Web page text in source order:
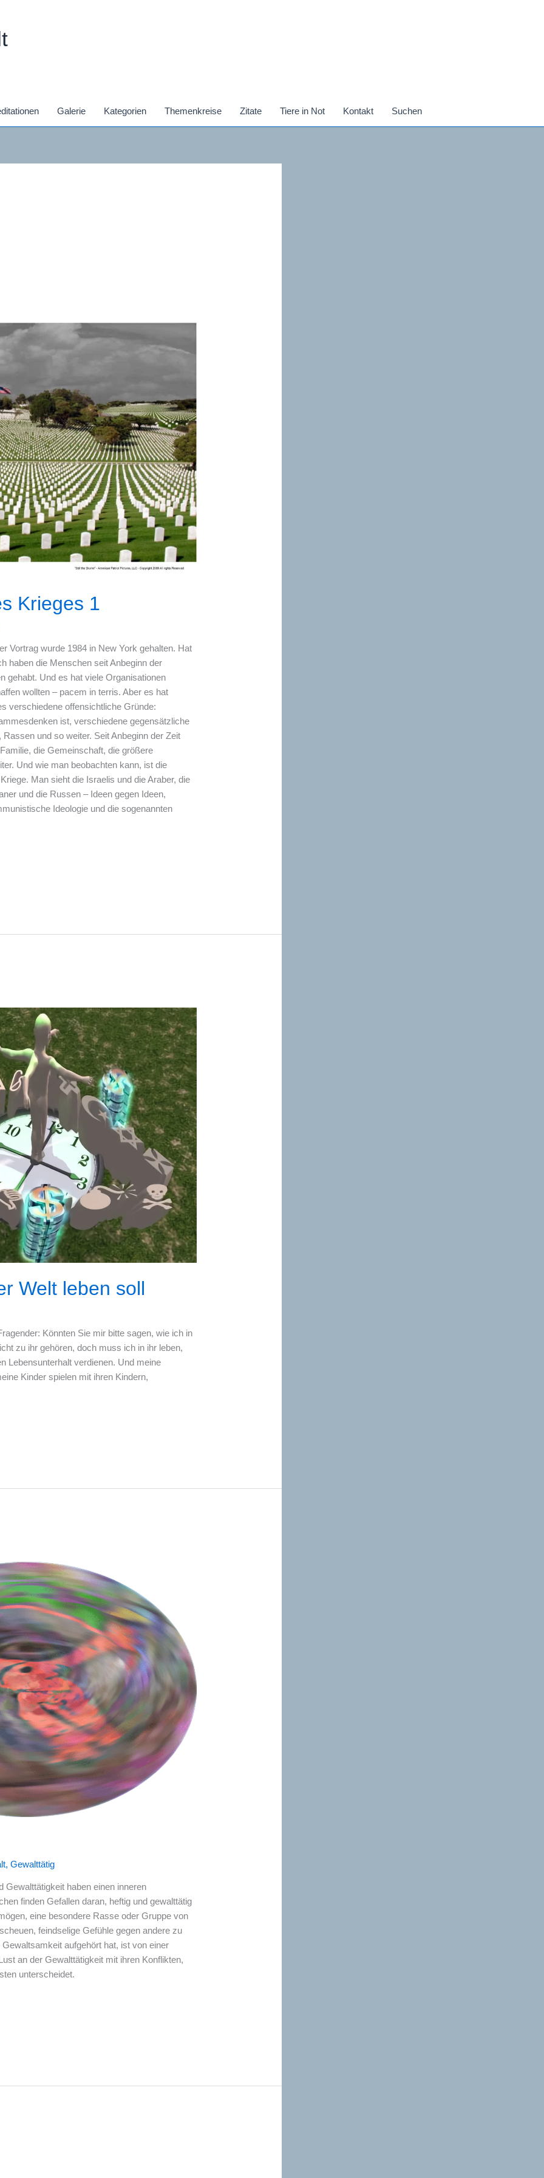
Galerie Kategorien Themenkreise Zitate Tiere in Not Kontakt Suchen
Krieges 1
Vortrag wurde 1984 in New York gehalten. Hat
haben die Menschen seit Anbeginn der
gehabt. Und es hat viele Organisationen
wollten – pacem in terris. Aber es hat
verschiedene offensichtliche Gründe:
ist, verschiedene gegensätzliche
und so weiter. Seit Anbeginn der Zeit
die Gemeinschaft, die größere
Und wie man beobachten kann, ist die
Man sieht die Israelis und die Araber, die
und die Russen – Ideen gegen Ideen,
Ideologie und die sogenannten
Welt leben soll
Könnten Sie mir bitte sagen, wie ich in
zu ihr gehören, doch muss ich in ihr leben,
Lebensunterhalt verdienen. Und meine
Kinder spielen mit ihren Kindern,
,Gewalttätig
Gewalttätigkeit haben einen inneren
finden Gefallen daran, heftig und gewalttätig
eine besondere Rasse oder Gruppe von
feindselige Gefühle gegen andere zu
aufgehört hat, ist von einer
an der Gewalttätigkeit mit ihren Konflikten,
unterscheidet.